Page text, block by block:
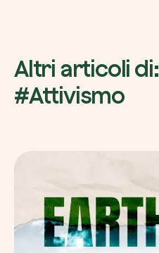
Altri articoli di:
#Attivismo